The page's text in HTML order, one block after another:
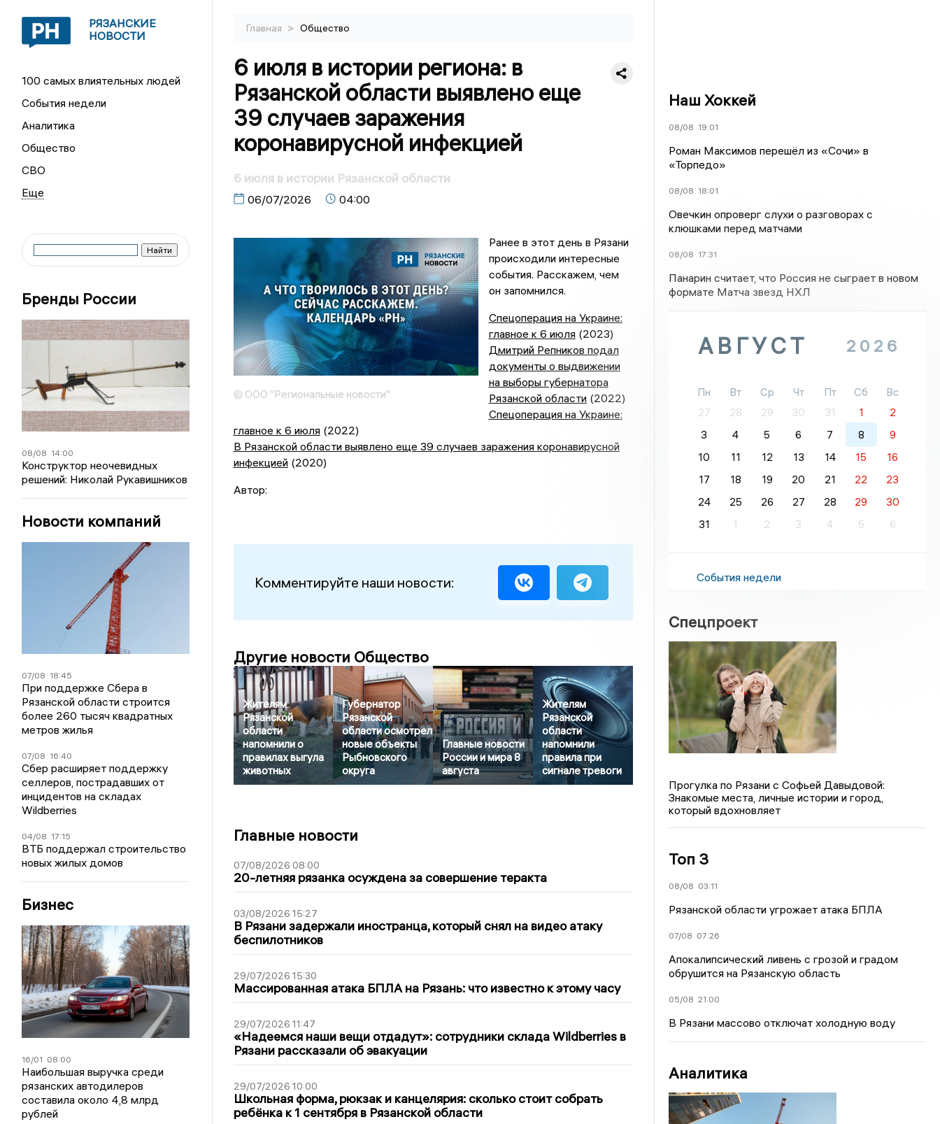
РЯЗАНСКИЕ
НОВОСТИ
100 самых влиятельных людей
События недели
Аналитика
Общество
СВО
Бренды России
08/08 14:00
Конструктор неочевидных
решений: Николай Рукавишников
Новости компаний
07/08 18:45
При поддержке Сбера в
Рязанской области строится
более 260 тысяч квадратных
метров жилья
07/08 16:40
Сбер расширяет поддержку
селлеров, пострадавших от
инцидентов на складах
Wildberries
04/08 17:15
ВТБ поддержал строительство
новых жилых домов
Бизнес
16/01 08:00
Наибольшая выручка среди
рязанских автодилеров
составила около 4,8 млрд
рублей
Главная > Общество
6 июля в истории региона: в
Рязанской области выявлено еще
39 случаев заражения
коронавирусной инфекцией
6 июля в истории Рязанской области
06/07/2026 04:00
© ООО "Региональные новости"
Ранее в этот день в Рязани
происходили интересные
события. Расскажем, чем
он запомнился.
Спецоперация на Украине:
главное к 6 июля(2023)
Дмитрий Репников подал
документы о выдвижении
на выборы губернатора
Рязанской области(2022)
Спецоперация на Украине:
главное к 6 июля(2022)
В Рязанской области выявлено еще 39 случаев заражения коронавирусной
инфекцией(2020)
Автор:
Комментируйте наши новости:
Другие новости Общество
Жителям
Рязанской
области
напомнили о
правилах выгула
животных
Губернатор
Рязанской
области осмотрел
новые объекты
Рыбновского
округа
Главные новости
России и мира 8
августа
Жителям
Рязанской
области
напомнили
правила при
сигнале тревоги
Главные новости
07/08/2026 08:00
20-летняя рязанка осуждена за совершение теракта
03/08/2026 15:27
В Рязани задержали иностранца, который снял на видео атаку
беспилотников
29/07/2026 15:30
Массированная атака БПЛА на Рязань: что известно к этому часу
29/07/2026 11:47
«Надеемся наши вещи отдадут»: сотрудники склада Wildberries в
Рязани рассказали об эвакуации
29/07/2026 10:00
Школьная форма, рюкзак и канцелярия: сколько стоит собрать
ребёнка к 1 сентября в Рязанской области
Наш Хоккей
08/08 19:01
Роман Максимов перешёл из «Сочи» в
«Торпедо»
08/08 18:01
Овечкин опроверг слухи о разговорах с
клюшками перед матчами
08/08 17:31
Панарин считает, что Россия не сыграет в новом
формате Матча звезд НХЛ
АВГУСТ 2026
Пн Вт Ср Чт Пт Сб
Вс
27
28 29 30 31 1
2
3
4 5 6 7 8
9
10
11 12 13 14 15
16
17
18 19 20 21 22
23
24
25 26 27 28 29
30
31
1 2 3 4 5 6
События недели
Спецпроект
Прогулка по Рязани с Софьей Давыдовой:
Знакомые места, личные истории и город,
который вдохновляет
Топ 3
08/08 03:11
Рязанской области угрожает атака БПЛА
07/08 07:26
Апокалипсический ливень с грозой и градом
обрушится на Рязанскую область
05/08 21:00
В Рязани массово отключат холодную воду
Аналитика